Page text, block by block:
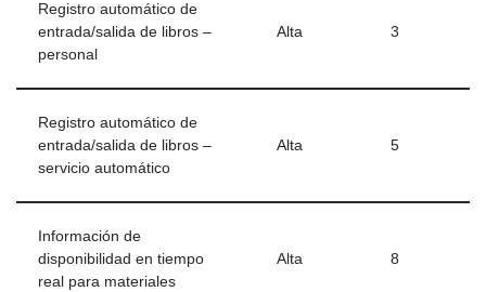
Registro automático de
entrada/salida de libros –
personal
Alta 3
Registro automático de
entrada/salida de libros –
servicio automático
Alta 5
Información de
disponibilidad en tiempo
real para materiales
Alta 8